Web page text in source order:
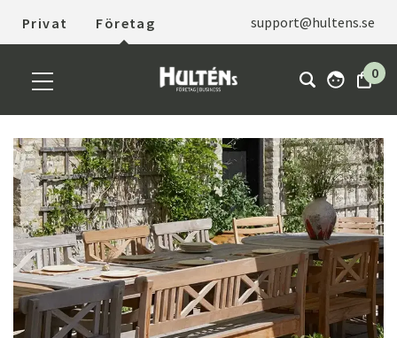
Privat Företag support@hultens.se
0